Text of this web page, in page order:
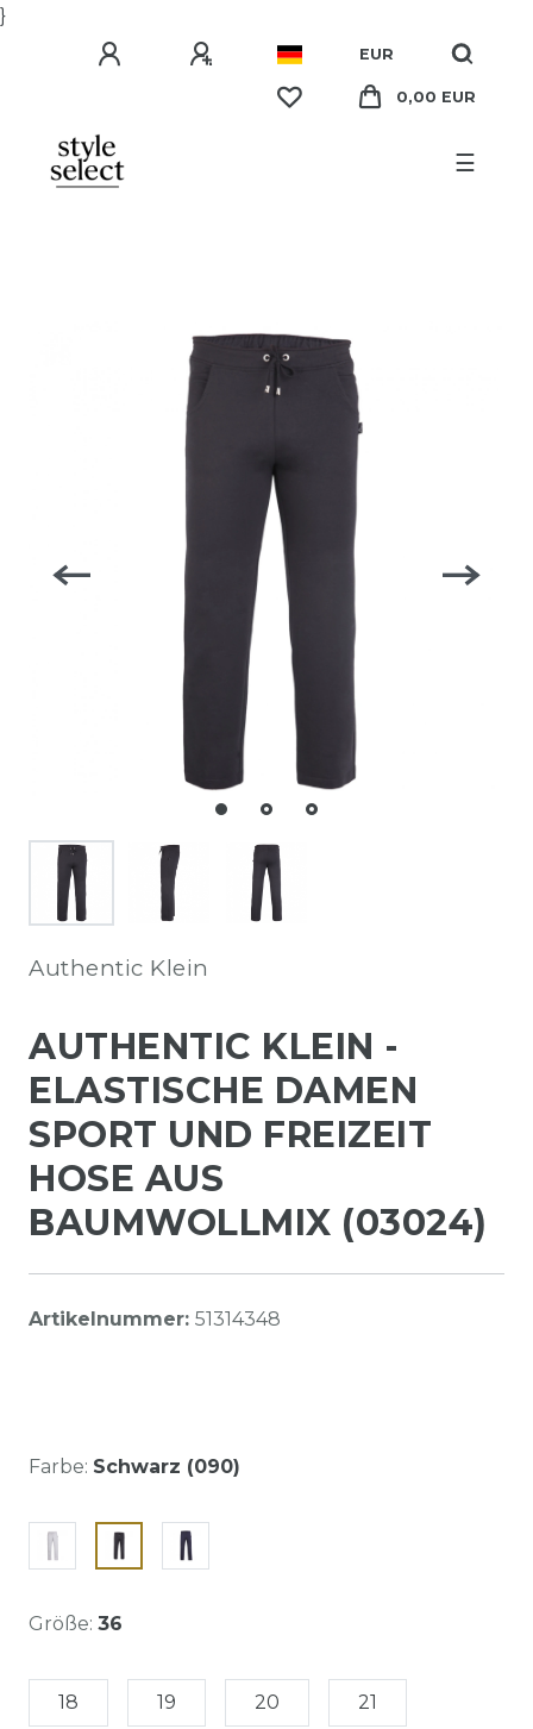
}
EUR
0,00 EUR
☰
Authentic Klein
AUTHENTIC KLEIN -
ELASTISCHE DAMEN
SPORT UND FREIZEIT
HOSE AUS
BAUMWOLLMIX (03024)
Artikelnummer: 51314348
Farbe: Schwarz (090)
Größe: 36
18 19 20 21